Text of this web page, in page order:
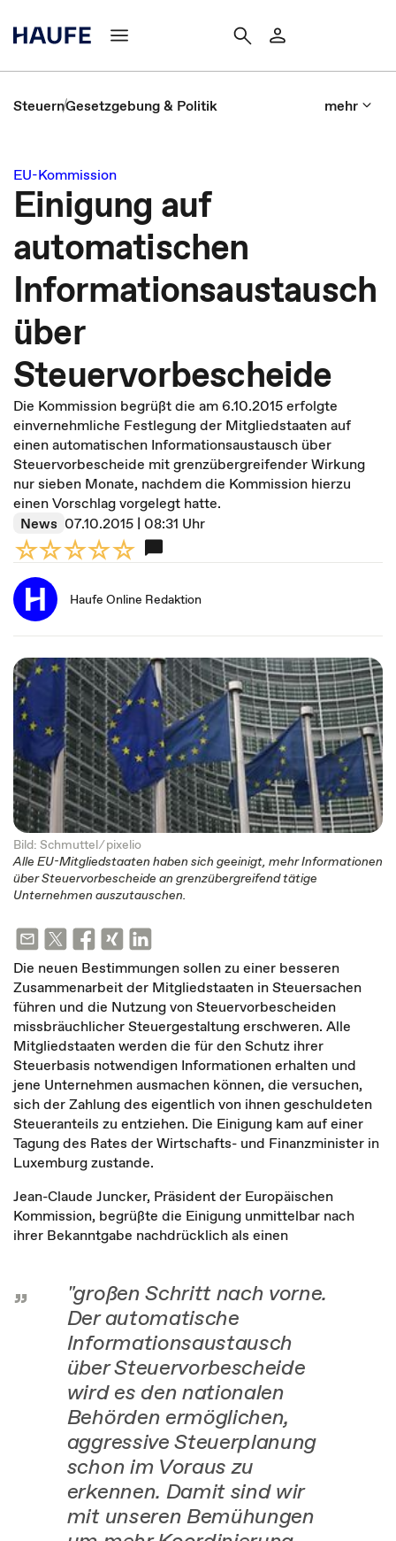
SteuernGesetzgebung & Politik mehr
EU-Kommission
Einigung auf
automatischen
Informationsaustausch
über
Steuervorbescheide
Die Kommission begrüßt die am 6.10.2015 erfolgte
einvernehmliche Festlegung der Mitgliedstaaten auf
einen automatischen Informationsaustausch über
Steuervorbescheide mit grenzübergreifender Wirkung
nur sieben Monate, nachdem die Kommission hierzu
einen Vorschlag vorgelegt hatte.
News 07.10.2015 | 08:31 Uhr
Haufe Online Redaktion
Bild: Schmuttel ⁄pixelio
Alle EU-Mitgliedstaaten haben sich geeinigt, mehr Informationen
über Steuervorbescheide an grenzübergreifend tätige
Unternehmen auszutauschen.
Die neuen Bestimmungen sollen zu einer besseren
Zusammenarbeit der Mitgliedstaaten in Steuersachen
führen und die Nutzung von Steuervorbescheiden
missbräuchlicher Steuergestaltung erschweren. Alle
Mitgliedstaaten werden die für den Schutz ihrer
Steuerbasis notwendigen Informationen erhalten und
jene Unternehmen ausmachen können, die versuchen,
sich der Zahlung des eigentlich von ihnen geschuldeten
Steueranteils zu entziehen. Die Einigung kam auf einer
Tagung des Rates der Wirtschafts- und Finanzminister in
Luxemburg zustande.
Jean-Claude Juncker, Präsident der Europäischen
Kommission, begrüßte die Einigung unmittelbar nach
ihrer Bekanntgabe nachdrücklich als einen
"großen Schritt nach vorne.
Der automatische
Informationsaustausch
über Steuervorbescheide
wird es den nationalen
Behörden ermöglichen,
aggressive Steuerplanung
schon im Voraus zu
erkennen. Damit sind wir
mit unseren Bemühungen